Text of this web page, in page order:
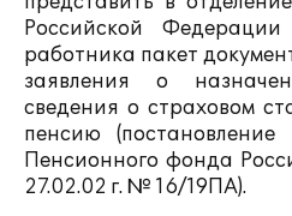
Российской
работника пакет
заявления о
сведения о страховом
пенсию
Пенсионного фонда
27.02.02 г. № 16/19ПА).